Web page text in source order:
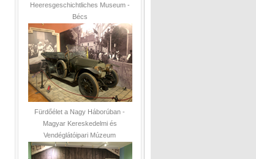
Heeresgeschichtliches Museum -
Bécs
Fürdőélet a Nagy Háborúban -
Magyar Kereskedelmi és
Vendéglátóipari Múzeum